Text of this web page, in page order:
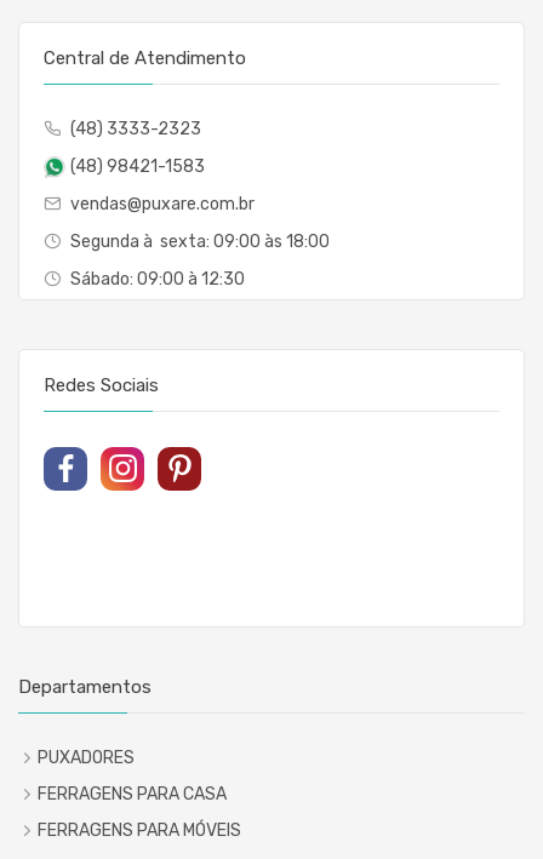
Central de Atendimento
(48) 3333-2323
(48) 98421-1583
vendas@puxare.com.br
Segunda à sexta: 09:00 às 18:00
Sábado: 09:00 à 12:30
Redes Sociais
Departamentos
PUXADORES
FERRAGENS PARA CASA
FERRAGENS PARA MÓVEIS